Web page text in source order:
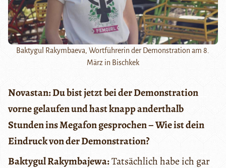
Baktygul Rakymbaeva, Wortführerin der Demonstration am 8.
März in Bischkek
Novastan: Du bist jetzt bei der Demonstration
vorne gelaufen und hast knapp anderthalb
Stunden ins Megafon gesprochen – Wie ist dein
Eindruck von der Demonstration?
Baktygul Rakymbajewa:Tatsächlich habe ich gar